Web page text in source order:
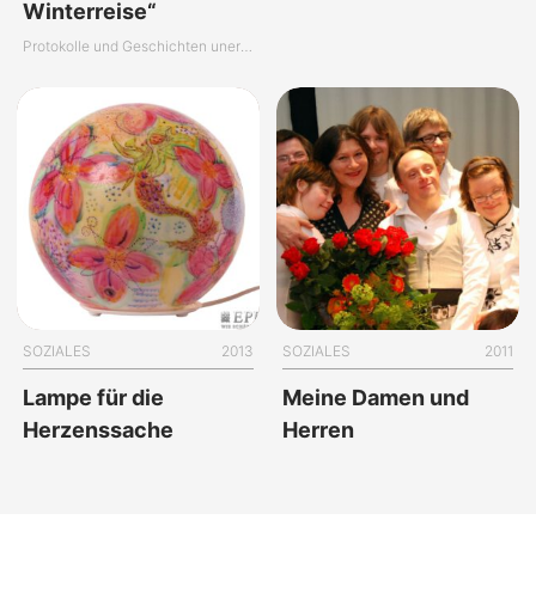
Winterreise“
Protokolle und Geschichten unerfüllter Liebe wohnungsloser Menschen
SOZIALES 2013
Lampe für die
Herzenssache
SOZIALES 2011
Meine Damen und
Herren